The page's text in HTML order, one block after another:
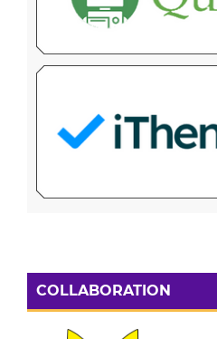
COLLABORATION